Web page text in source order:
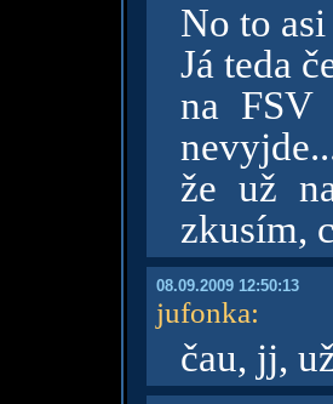
No to
Já teda
na FSV
že už
zkusím,
08.09.2009 12:50:13
jufonka:
čau, jj,